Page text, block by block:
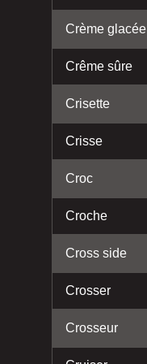
Crème glacée
Crême sûre
Crisette
Crisse
Croc
Croche
Cross side
Crosser
Crosseur